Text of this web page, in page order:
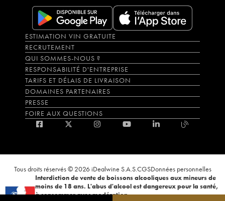
ESTIMATION VIN GRATUITE
RECRUTEMENT
QUI SOMMES-NOUS ?
RESPONSABILITÉ D'ENTREPRISE
TARIFS ET DÉLAIS DE LIVRAISON
DOMAINES PARTENAIRES
PRESSE
FOIRE AUX QUESTIONS
Tous droits réservés © 2026 iDealwine S.A.S.CGSDonnées personnelles
Interdiction de vente de boissons alcooliques aux mineurs de
moins de 18 ans. L'abus d'alcool est dangereux pour la santé,
à consommer avec modération.